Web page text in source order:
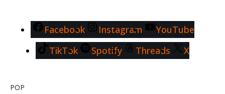
Facebook Instagram
YouTube
TikTok
Spotify Threads X
POP